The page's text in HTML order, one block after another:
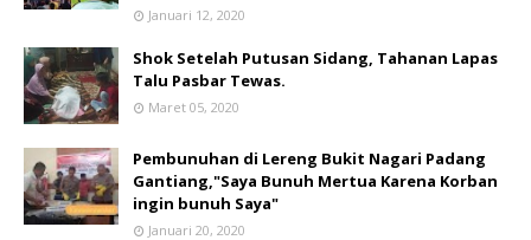
Januari 12, 2020
Shok Setelah Putusan Sidang, Tahanan Lapas
Talu Pasbar Tewas.
Maret 05, 2020
Pembunuhan di Lereng Bukit Nagari Padang
Gantiang,"Saya Bunuh Mertua Karena Korban
ingin bunuh Saya"
Januari 20, 2020